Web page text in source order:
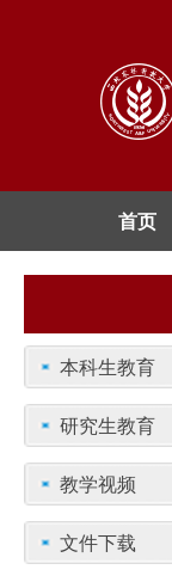
首页
本科生教育
研究生教育
教学视频
文件下载